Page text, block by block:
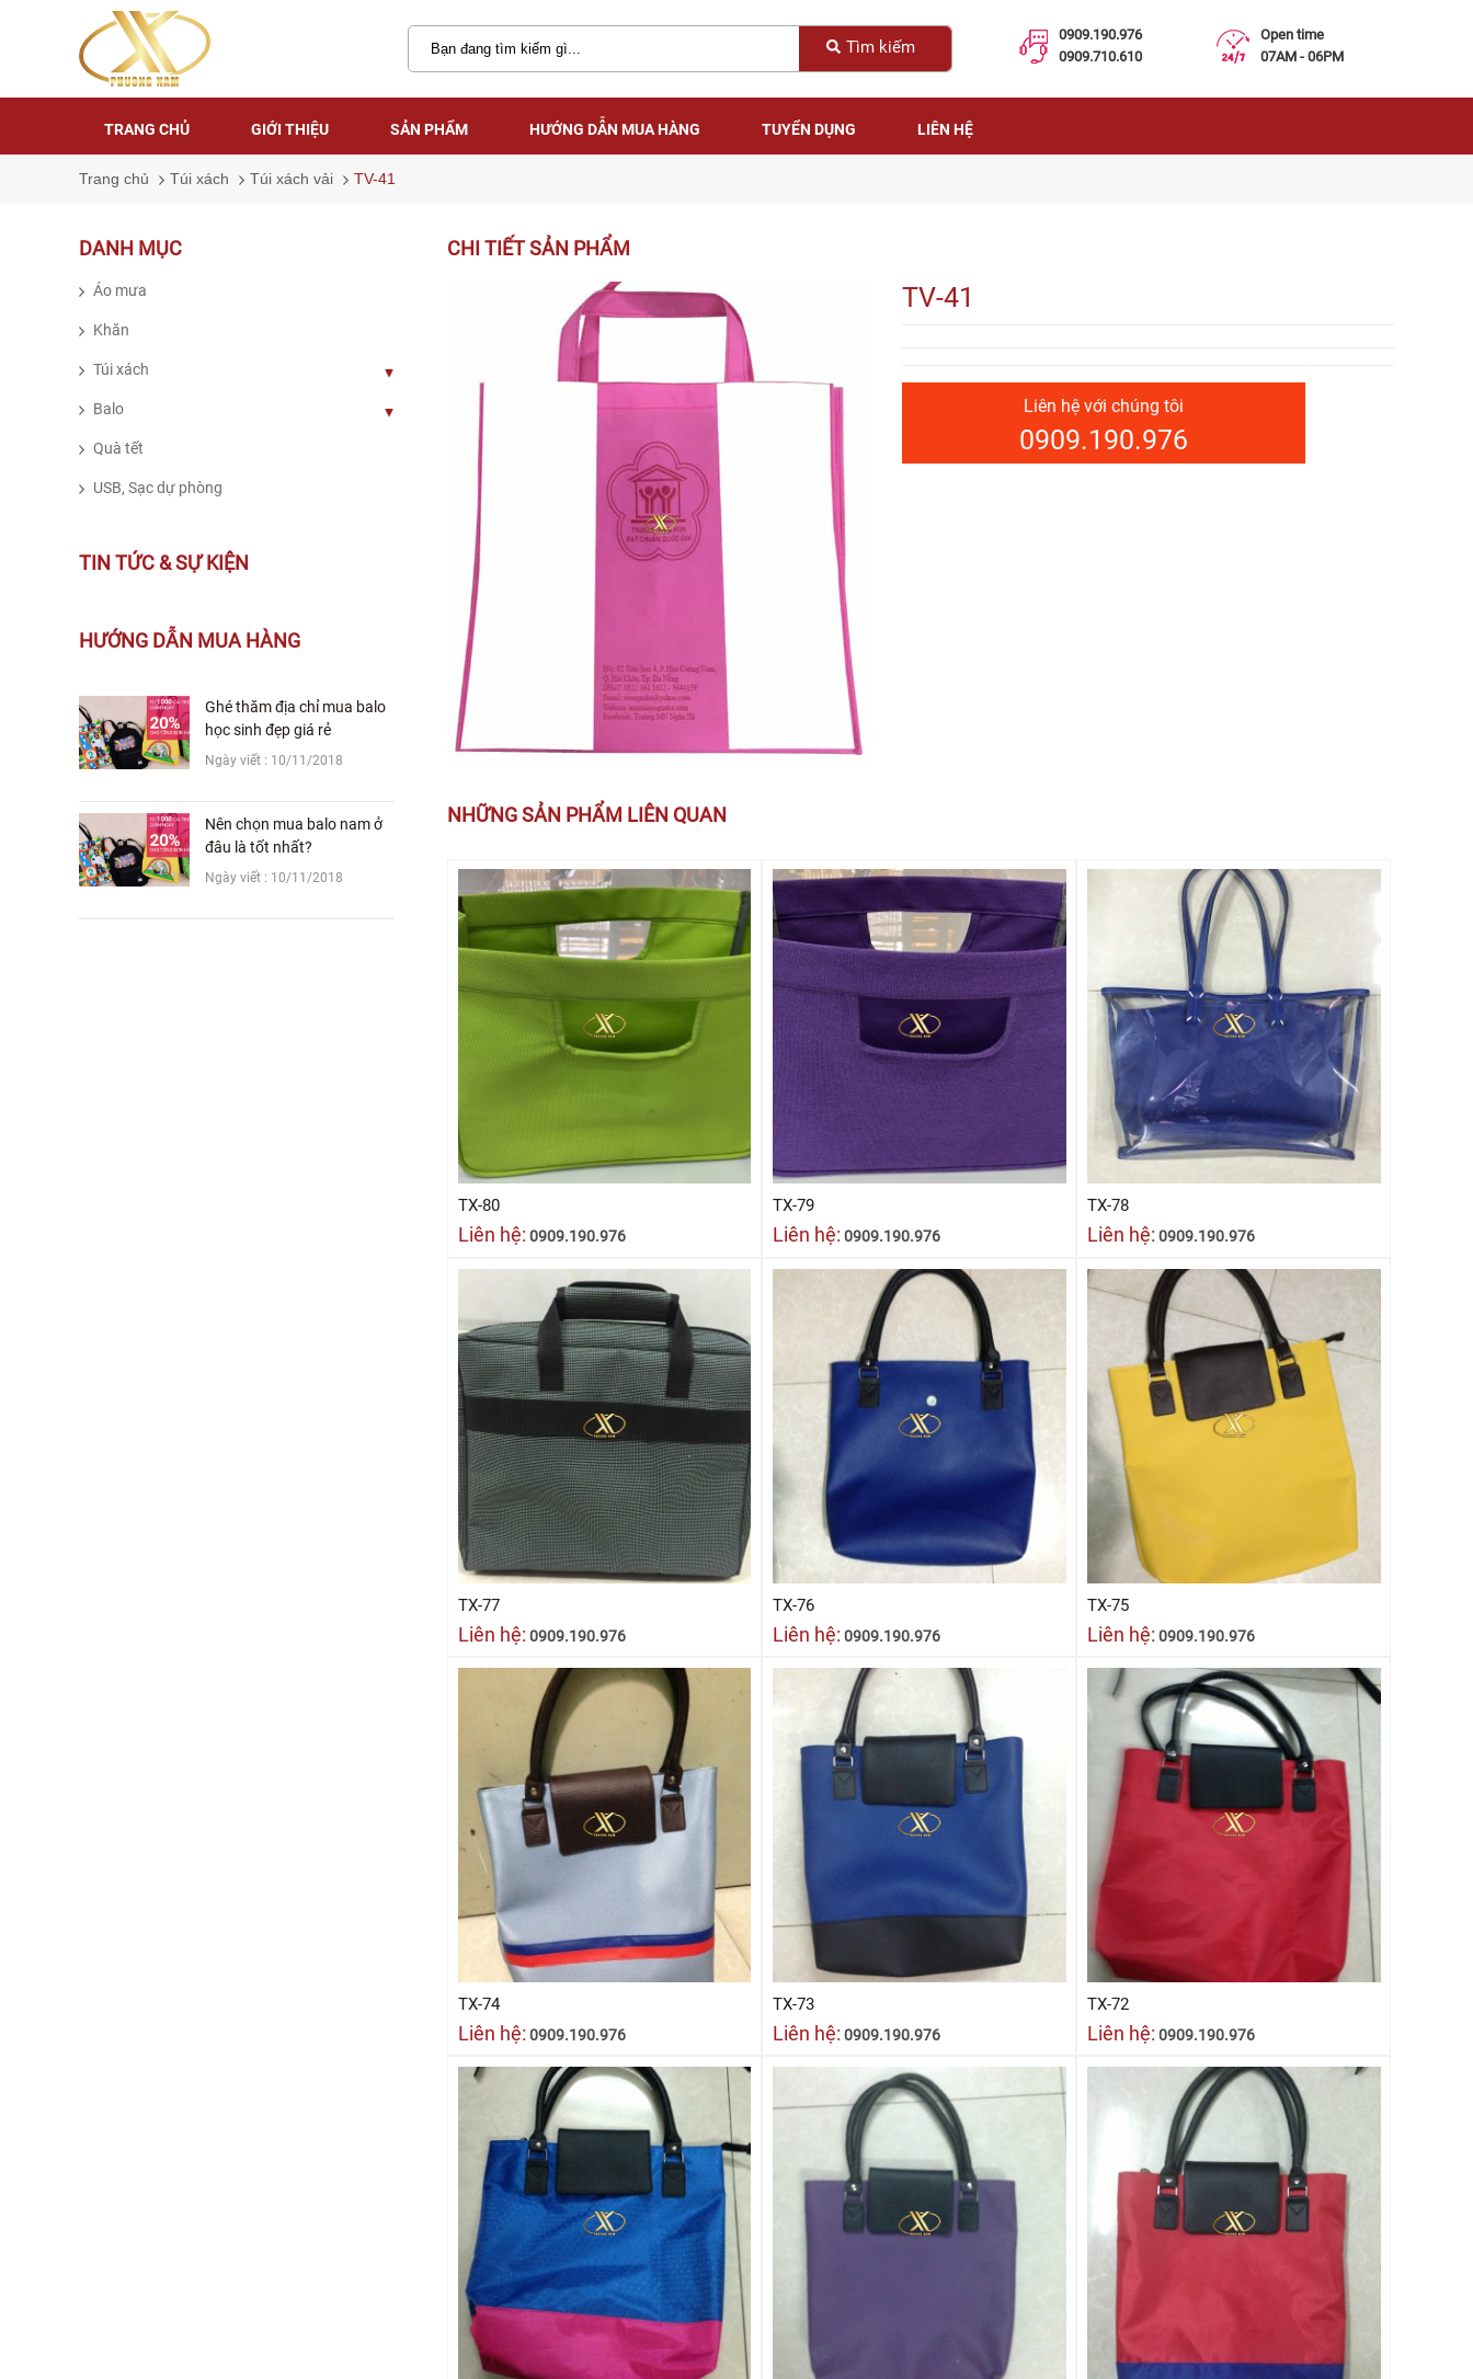
Tìm kiếm
Open time
07AM - 06PM
0909.190.976
0909.710.610
TRANG CHỦ
TRANG CHỦ
GIỚI THIỆU
GIỚI THIỆU
SẢN PHẨM
SẢN PHẨM
HƯỚNG DẪN MUA HÀNG
HƯỚNG DẪN MUA HÀNG
TUYỂN DỤNG
TUYỂN DỤNG
LIÊN HỆ
LIÊN HỆ
Trang chủ Túi xách Túi xách vải TV-41
DANH MỤC
Áo mưa
Khăn
Túi xách
Balo
Quà tết
USB, Sạc dự phòng
TIN TỨC & SỰ KIỆN
HƯỚNG DẪN MUA HÀNG
Ghé thăm địa chỉ mua balo
học sinh đẹp giá rẻ
Ngày viết : 10/11/2018
Nên chọn mua balo nam ở
đâu là tốt nhất?
Ngày viết : 10/11/2018
CHI TIẾT SẢN PHẨM
TV-41
Liên hệ với chúng tôi
0909.190.976
NHỮNG SẢN PHẨM LIÊN QUAN
TX-80
Liên hệ: 0909.190.976
TX-79
Liên hệ: 0909.190.976
TX-78
Liên hệ: 0909.190.976
TX-77
Liên hệ: 0909.190.976
TX-76
Liên hệ: 0909.190.976
TX-75
Liên hệ: 0909.190.976
TX-74
Liên hệ: 0909.190.976
TX-73
Liên hệ: 0909.190.976
TX-72
Liên hệ: 0909.190.976